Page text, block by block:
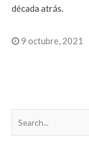
década atrás.
9 octubre, 2021